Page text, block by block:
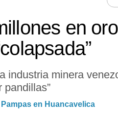
en
minera
pandillas”
en Huancavelica